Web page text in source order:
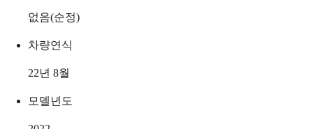
없음(순정)
차량연식
22년 8월
모델년도